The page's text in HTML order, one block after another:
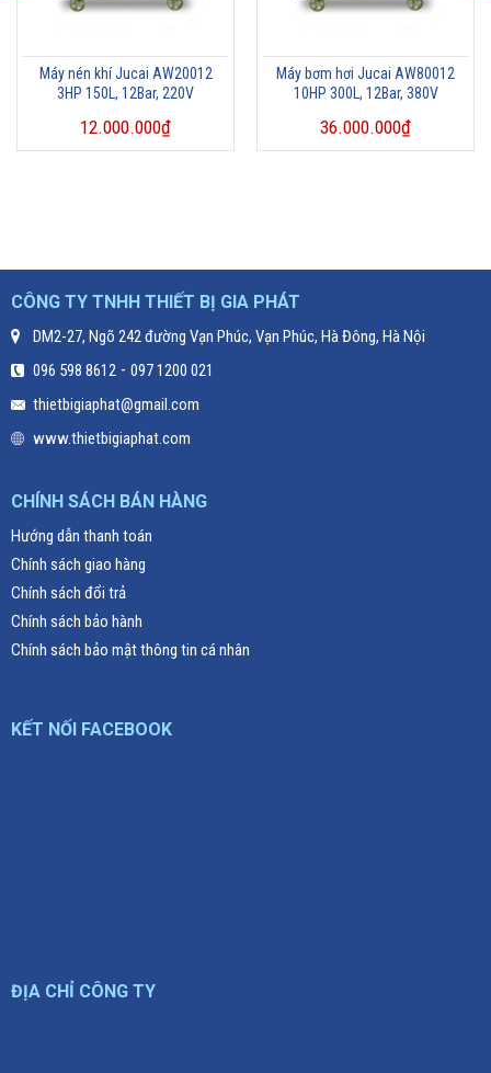
Máy nén khí Jucai AW20012
3HP 150L, 12Bar, 220V
12.000.000₫
Máy bơm hơi Jucai AW80012
10HP 300L, 12Bar, 380V
36.000.000₫
CÔNG TY TNHH THIẾT BỊ GIA PHÁT
DM2-27, Ngõ 242 đường Vạn Phúc, Vạn Phúc, Hà Đông, Hà Nội
096 598 8612- 097 1200 021
thietbigiaphat@gmail.com
www.thietbigiaphat.com
CHÍNH SÁCH BÁN HÀNG
Hướng dẫn thanh toán
Chính sách giao hàng
Chính sách đổi trả
Chính sách bảo hành
Chính sách bảo mật thông tin cá nhân
KẾT NỐI FACEBOOK
ĐỊA CHỈ CÔNG TY